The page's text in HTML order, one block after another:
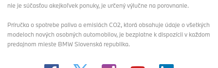
nie je súčasťou akejkoľvek ponuky, je určený výlučne na porovnanie.
Príručka o spotrebe paliva a emisiách CO2, ktorá obsahuje údaje o všetkých
modeloch nových osobných automobilov, je bezplatne k dispozícii v každom
predajnom mieste BMW Slovenská republika.